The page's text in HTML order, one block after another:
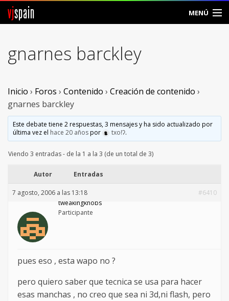
vjspain MENÚ
Foros
Vjspain
Ayuda
Contacto
gnarnes barckley
Inicio › Foros › Contenido › Creación de contenido ›
gnarnes barckley
Este debate tiene 2 respuestas, 3 mensajes y ha sido actualizado por
última vez el hace 20 añospor txoǃʔ.
Viendo 3 entradas - de la 1 a la 3 (de un total de 3)
Autor Entradas
7 agosto, 2006 a las 13:18
#6410
tweakingknobs
Participante
pues eso , esta wapo no ?
pero quiero saber que tecnica se usa para hacer
esas manchas , no creo que sea ni 3d,ni flash, pero